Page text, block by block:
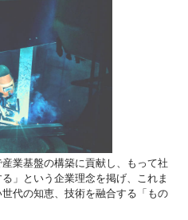
業基盤の構築に貢献し、もって社
」という企業理念を掲げ、これま
代の知恵、技術を融合する「もの